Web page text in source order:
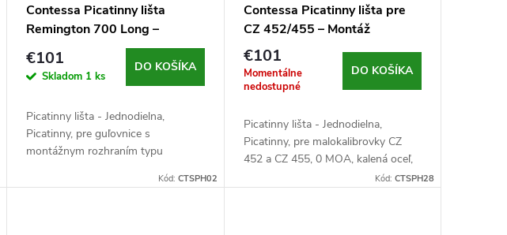
Contessa Picatinny lišta
Remington 700 Long –
Montáž
€101
Skladom 1 ks
DO KOŠÍKA
Picatinny lišta - Jednodielna,
Picatinny, pre guľovnice s
montážnym rozhraním typu
čierna
Kód: CTSPH02
Contessa Picatinny lišta pre
CZ 452/455 – Montáž
€101
Momentálne
nedostupné
DO KOŠÍKA
Picatinny lišta - Jednodielna,
Picatinny, pre malokalibrovky CZ
452 a CZ 455, 0 MOA, kalená oceľ,
Kód: CTSPH28